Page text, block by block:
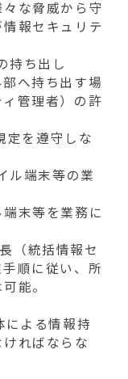
な脅威から守
報セキュリテ
持ち出し
へ持ち出す場
管理者）の許
を遵守しな
端末等の業
末等を業務に
（統括情報セ
順に従い、所
能。
よる情報持
ればならな